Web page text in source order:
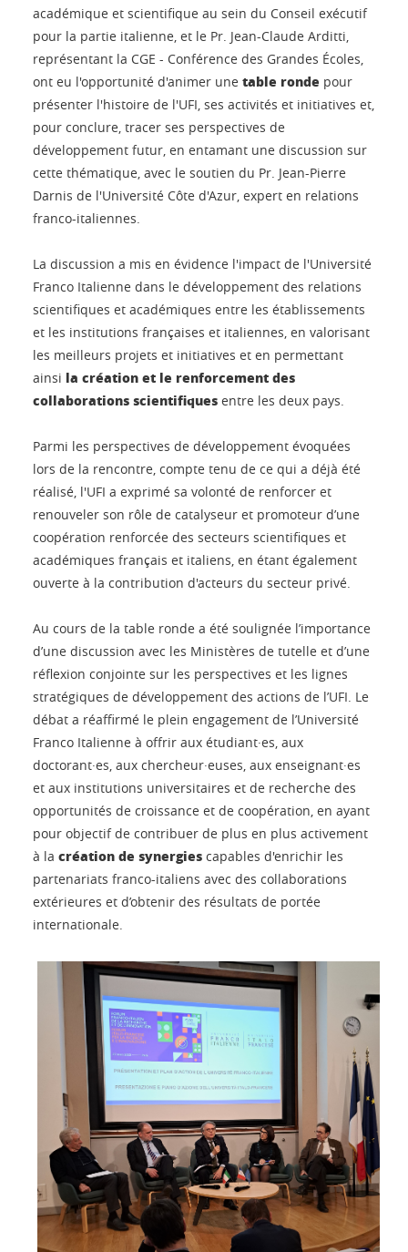
académique et scientifique au sein du Conseil exécutif
pour la partie italienne, et le Pr. Jean-Claude Arditti,
représentant la CGE - Conférence des Grandes Écoles,
ont eu l'opportunité d'animer une table ronde pour
présenter l'histoire de l'UFI, ses activités et initiatives et,
pour conclure, tracer ses perspectives de
développement futur, en entamant une discussion sur
cette thématique, avec le soutien du Pr. Jean-Pierre
Darnis de l'Université Côte d'Azur, expert en relations
franco-italiennes.
La discussion a mis en évidence l'impact de l'Université
Franco Italienne dans le développement des relations
scientifiques et académiques entre les établissements
et les institutions françaises et italiennes, en valorisant
les meilleurs projets et initiatives et en permettant
ainsi la création et le renforcement des
collaborations scientifiques entre les deux pays.
Parmi les perspectives de développement évoquées
lors de la rencontre, compte tenu de ce qui a déjà été
réalisé, l'UFI a exprimé sa volonté de renforcer et
renouveler son rôle de catalyseur et promoteur d’une
coopération renforcée des secteurs scientifiques et
académiques français et italiens, en étant également
ouverte à la contribution d'acteurs du secteur privé.
Au cours de la table ronde a été soulignée l’importance
d’une discussion avec les Ministères de tutelle et d’une
réflexion conjointe sur les perspectives et les lignes
stratégiques de développement des actions de l’UFI. Le
débat a réaffirmé le plein engagement de l’Université
Franco Italienne à offrir aux étudiant·es, aux
doctorant·es, aux chercheur·euses, aux enseignant·es
et aux institutions universitaires et de recherche des
opportunités de croissance et de coopération, en ayant
pour objectif de contribuer de plus en plus activement
à la création de synergies capables d'enrichir les
partenariats franco-italiens avec des collaborations
extérieures et d’obtenir des résultats de portée
internationale.